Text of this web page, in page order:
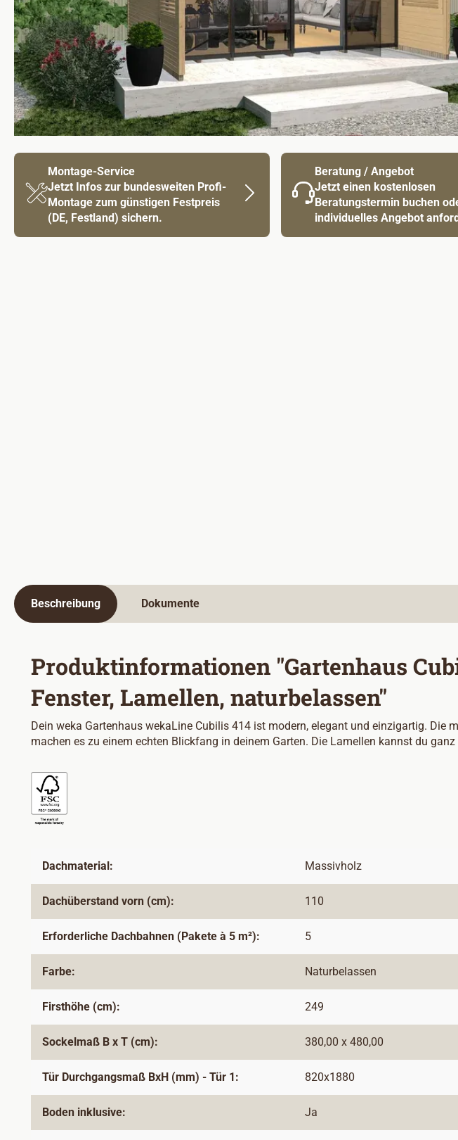
Montage-Service
Jetzt Infos zur bundesweiten Profi-
Montage zum günstigen Festpreis
(DE, Festland) sichern.
Beratung / Angebot
Jetzt einen kostenlosen
Beratungstermin buchen
individuelles Angebot
Beschreibung Dokumente
Produktinformationen "Gartenhaus
Fenster, Lamellen, naturbelassen"
Dein weka Gartenhaus wekaLine Cubilis 414 ist modern, elegant und einzigartig.
machen es zu einem echten Blickfang in deinem Garten. Die Lamellen kannst du
Dachmaterial: Massivholz
Dachüberstand vorn (cm): 110
Erforderliche Dachbahnen (Pakete à 5 m²): 5
Farbe: Naturbelassen
Firsthöhe (cm): 249
Sockelmaß B x T (cm): 380,00 x 480,00
Tür Durchgangsmaß BxH (mm) - Tür 1: 820x1880
Boden inklusive: Ja